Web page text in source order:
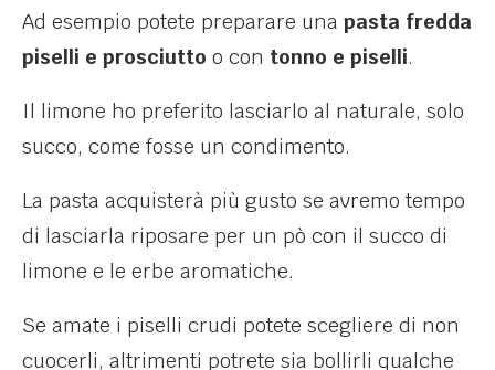
Ad esempio potete preparare una pasta fredda
piselli e prosciutto o con tonno e piselli.
Il limone ho preferito lasciarlo al naturale, solo
succo, come fosse un condimento.
La pasta acquisterà più gusto se avremo tempo
di lasciarla riposare per un pò con il succo di
limone e le erbe aromatiche.
Se amate i piselli crudi potete scegliere di non
cuocerli, altrimenti potrete sia bollirli qualche